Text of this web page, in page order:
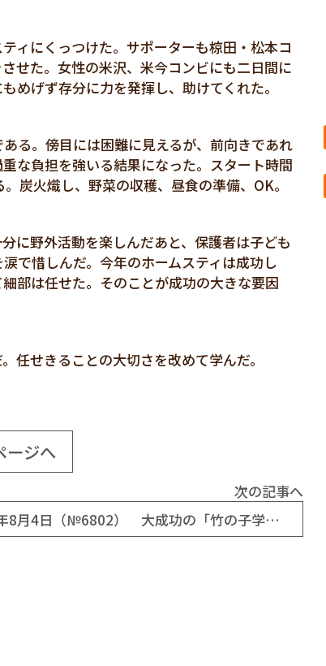
ィにくっつけた。サポーターも椋田・松本コ
せた。女性の米沢、米今コンビにも二日間に
めげず存分に力を発揮し、助けてくれた。
る。傍目には困難に見えるが、前向きであれ
な負担を強いる結果になった。スタート時間
炭火熾し、野菜の収穫、昼食の準備、ОK。
に野外活動を楽しんだあと、保護者は子ども
で惜しんだ。今年のホームスティは成功し
部は任せた。そのことが成功の大きな要因
任せきることの大切さを改めて学んだ。
ージへ
次の記事へ
平成27年8月4日（№6802） 大成功の「竹の子学園」ホームスティ②